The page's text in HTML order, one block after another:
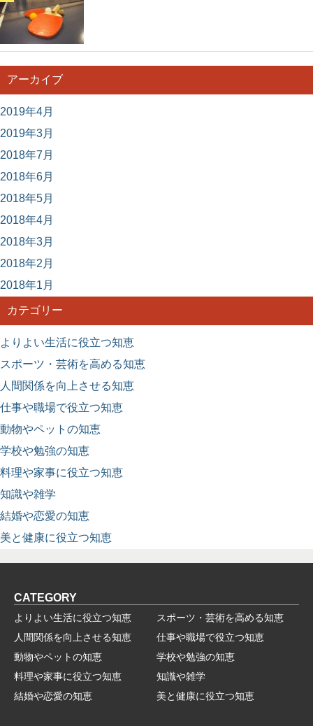
アーカイブ
2019年4月
2019年3月
2018年7月
2018年6月
2018年5月
2018年4月
2018年3月
2018年2月
2018年1月
カテゴリー
よりよい生活に役立つ知恵
スポーツ・芸術を高める知恵
人間関係を向上させる知恵
仕事や職場で役立つ知恵
動物やペットの知恵
学校や勉強の知恵
料理や家事に役立つ知恵
知識や雑学
結婚や恋愛の知恵
美と健康に役立つ知恵
CATEGORY
よりよい生活に役立つ知恵
スポーツ・芸術を高める知恵
人間関係を向上させる知恵
仕事や職場で役立つ知恵
動物やペットの知恵
学校や勉強の知恵
料理や家事に役立つ知恵
知識や雑学
結婚や恋愛の知恵
美と健康に役立つ知恵